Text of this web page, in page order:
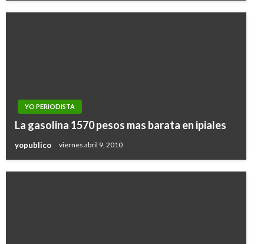
YO PERIODISTA
La gasolina 1570 pesos mas barata en ipiales
yopublico viernes abril 9, 2010